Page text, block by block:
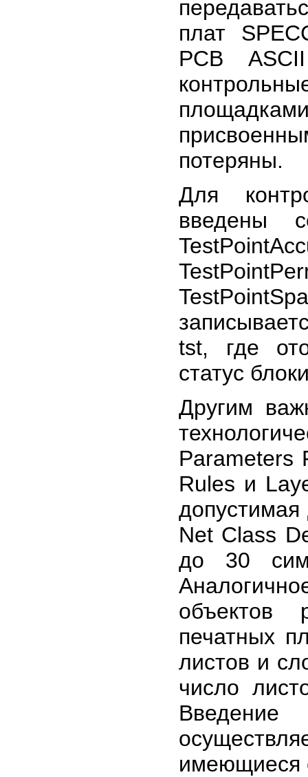
плат
PCB
потеряны.
Для
введены
tst, где
статус
Другим
Parameters
Rules и
Net Class
до 30
объектов
печатных
листов и
число
имеющиеся